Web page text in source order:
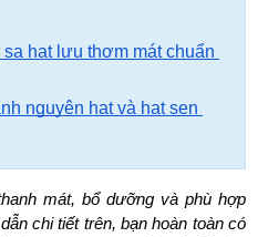
hạt lựu thơm mát chuẩn
nguyên hạt và hạt sen
mát, bổ dưỡng và phù hợp
chi tiết trên, bạn hoàn toàn có